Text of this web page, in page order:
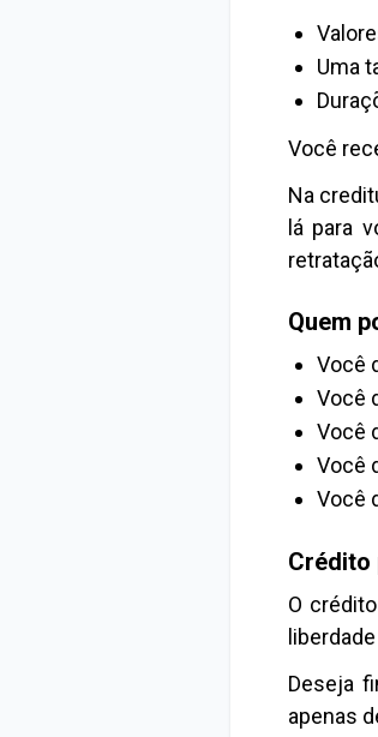
Uma
Você
Na
lá para
Quem
Você
Você
Você
Você
Você
Crédito
O
Deseja
apenas